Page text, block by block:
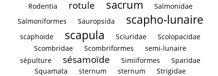
Rodentia
rotule sacrum
Salmonidae
Salmoniformes
Sauropsida scapho-lunaire
scaphoïde scapula Sciuridae
Scolopacidae
Scombridae
Scombriformes
semi-lunaire
sépulture
sésamoïde Simiiformes
Sparidae
Squamata
sternum sternum
Strigidae